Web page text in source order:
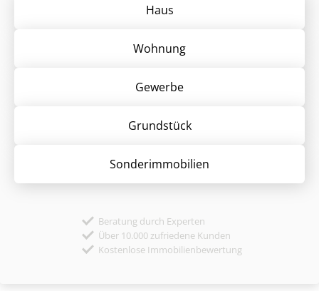
Haus
Wohnung
Gewerbe
Grund­stück
Sonder­immobilien
Beratung durch Experten
Über 10.000 zufriedene Kunden
Kostenlose Immobilienbewertung